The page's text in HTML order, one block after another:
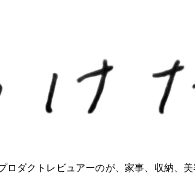
ロダクトレビュアーのMioが、家事、収